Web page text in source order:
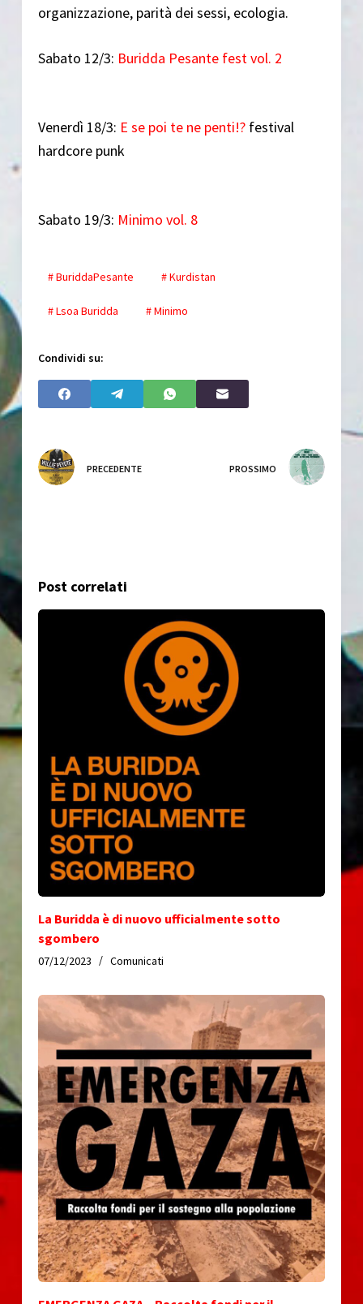
organizzazione, parità dei sessi, ecologia.
Sabato 12/3: Buridda Pesante fest vol. 2
Venerdì 18/3: E se poi te ne penti!?festival
hardcore punk
Sabato 19/3: Minimo vol. 8
# BuriddaPesante # Kurdistan
# Lsoa Buridda # Minimo
Condividi su:
PRECEDENTE PROSSIMO
Post correlati
La Buridda è di nuovo ufficialmente sotto
sgombero
07/12/2023 Comunicati